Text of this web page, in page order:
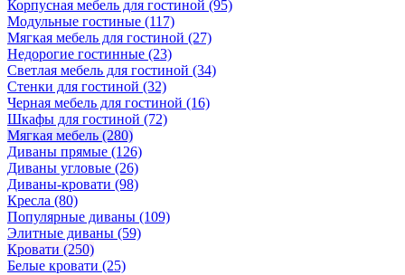
Корпусная мебель для гостиной (95)
Модульные гостиные (117)
Мягкая мебель для гостиной (27)
Недорогие гостинные (23)
Светлая мебель для гостиной (34)
Стенки для гостиной (32)
Черная мебель для гостиной (16)
Шкафы для гостиной (72)
Мягкая мебель (280)
Диваны прямые (126)
Диваны угловые (26)
Диваны-кровати (98)
Кресла (80)
Популярные диваны (109)
Элитные диваны (59)
Кровати (250)
Белые кровати (25)